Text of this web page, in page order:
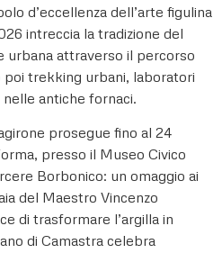
d’eccellenza dell’arte figulina
intreccia la tradizione del
urbana attraverso il percorso
trekking urbani, laboratori
antiche fornaci.
prosegue fino al 24
presso il Museo Civico
Borbonico: un omaggio ai
del Maestro Vincenzo
di trasformare l’argilla in
di Camastra celebra